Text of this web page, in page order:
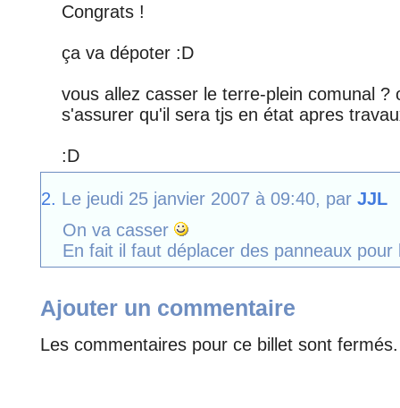
Congrats !
ça va dépoter :D
vous allez casser le terre-plein comunal ?
s'assurer qu'il sera tjs en état apres
:D
2. Le jeudi 25 janvier 2007 à 09:40, par JJL
On va casser
En fait il faut déplacer des panneaux
Ajouter un commentaire
Les commentaires pour ce billet sont fermés.